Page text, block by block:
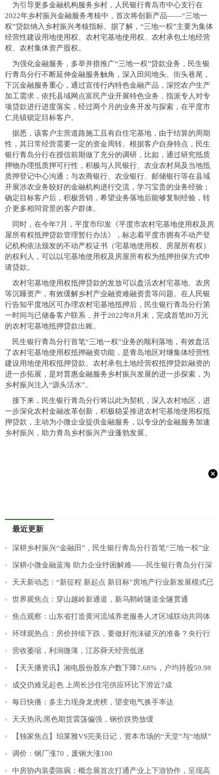
为引导更多金融机构服务乡村，人民银行青岛市中心支行在
2022年乡村振兴金融服务考核中，首次将创新产品——“三地一
权”贷款纳入乡村振兴考核指标。据了解，“三地一权”主要为集体
经营性建设用地使用权、农村宅基地使用权、农村承包土地经营
权、农村集体资产股权。
为强化金融服务，多举并措推广“三地一权”贷款业务，民生银
行青岛分行不断延伸金融服务触角，深入田间地头、街头巷尾，
下沉金融服务重心，通过宣传行内特色金融产品，深挖农户生产
加工需求，依托县域网点富民产业开展特色业务，指派专人对专
项贷款进行进度落实，经过两个月的业务开发与探索，在平度市
仁兆镇锁定目标客户。
据悉，该客户主营道路施工且有自住宅基地，由于结算的周期
性，其日常经营需要一定的资金周转。根据客户自身特点，民生
银行青岛分行在授信前期做了充分的调研，比如，通过研究抵质
押物办理抵质押可行性，积极与人民银行、农业农村局及当地抵
质押登记中心沟通；与农商银行、农业银行、邮储银行等在县域
开展涉农业务较好的金融机构进行交流，学习宝贵的业务经验；
确定目标客户后，积极营销，希望业务落地后能够复制经验，转
介更多相同背景的客户群体。
同时，在今年7月，平度市印发《平度市农村宅基地使用权及房
屋所有权抵押贷款管理暂行办法》，标志着平度市拥有不动产登
记机构依法颁发的不动产权证书（宅基地使用权、房屋所有权）
的权利人，可以以宅基地使用权及房屋所有权为抵押担保方式申
请贷款。
农村宅基地使用权抵押贷款的发放可以盘活农村宅基地、农房
等沉睡资产，有效缓解乡村产业融资难融资贵等问题。在人民银
行告知平度地区可办理农村宅基地抵押后，民生银行青岛分行第
一时间与已储备客户联系，并于2022年8月末，完成首笔80万元
的农村宅基地抵押贷款出账。
民生银行青岛分行首笔“三地一权”业务的顺利落地，有效盘活
了农村宅基地使用权抵押融资功能，是青岛地区对继集体经营性
建设用地使用权抵押贷款、农村承包土地经营权抵押贷款融资的
进一步拓展，是对普惠金融服务乡村振兴发展的进一步探索，为
乡村振兴注入“源头活水”。
接下来，民生银行青岛分行将以此为契机，深入农村地区，进
一步深化农村金融改革创新，积极稳妥推进农村宅基地使用权抵
押贷款，主动为小微企业提供金融服务，以专业的金融服务加速
乡村振兴，助力青岛乡村振兴产业蓬勃发展。
最近更新
深耕乡村振兴“金融田”，民生银行青岛分行首笔“三地一权”业
务顺利落地
深耕小微金融蓝海 助力企业纾困解难——民生银行青岛分行深
化小微企业服务长效机制
天天新动态：“新征程 新起点 新目标”房地产行业新发展模式已
来
世界观焦点：穿山越岭新通道，新乌鞘岭隧道全隧贯通
焦点观察：山东省打造黄河流域养老服务人才区域联动共同体
环球观热点：房价持续下跌，要做好泡沫破灭的准备？央行行
长3个字回答
营收萎缩，利润微薄，江苏舜天经营低迷
【天天播资讯】湘电股份股东户数下降7.68%，户均持股59.98
万元
成交仍难见起色 上周长沙住宅供应环比下滑近7成
每日快播：多主力现身龙虎榜，望变电气换手率达
24.83%（11-07）
天天热讯:黑色期货震荡偏强，钢价跌势放缓
【独家焦点】珀莱雅VS完美日记，资本市场的“天堂”与“地狱”
调价：钢厂涨70，废钢大涨100
中房协内装委陈琬：概念展首次打通产业上下游协作，呈现高